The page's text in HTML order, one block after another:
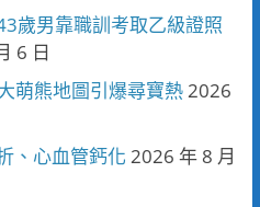
歲男靠職訓考取乙級證照
6 日
萌熊地圖引爆尋寶熱 2026
、心血管鈣化 2026 年 8 月